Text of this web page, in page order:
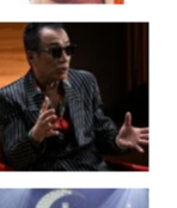
と、今イチ押し
ニメが始まるの
い。